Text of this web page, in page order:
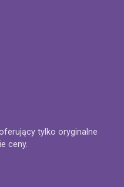
tylko oryginalne
ceny.